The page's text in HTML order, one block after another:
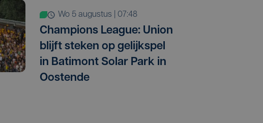
wo 5 augustus | 07:48
Champions League: Union
blijft steken op gelijkspel
in Batimont Solar Park in
Oostende